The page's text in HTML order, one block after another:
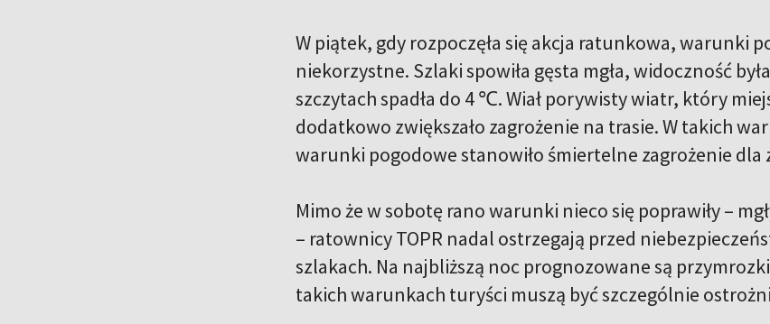
W piątek, gdy rozpoczęła się akcja ratunkowa, warunki
niekorzystne. Szlaki spowiła gęsta mgła, widoczność
szczytach spadła do 4 ℃. Wiał porywisty wiatr, który
dodatkowo zwiększało zagrożenie na trasie. W takich
warunki pogodowe stanowiło śmiertelne zagrożenie
Mimo że w sobotę rano warunki nieco się poprawiły –
– ratownicy TOPR nadal ostrzegają przed
szlakach. Na najbliższą noc prognozowane są
takich warunkach turyści muszą być szczególnie